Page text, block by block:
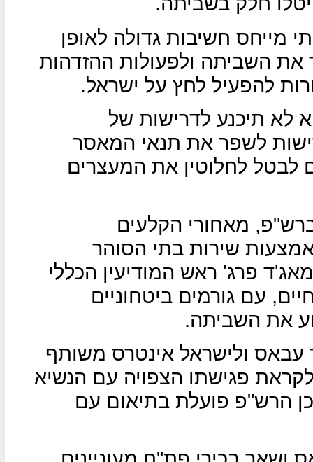
מייחס חשיבות גדולה לאופן
השביתה ולפעולות ההזדהות
להפעיל לחץ על ישראל.
לא תיכנע לדרישות של
לשפר את תנאי המאסר
לבטל לחלוטין את המעצרים
מאחורי הקלעים
שירות בתי הסוהר
פרג' ראש המודיעין הכללי
עם גורמים ביטחוניים
את השביתה.
עבאס ולישראל אינטרס משותף
פגישתו הצפויה עם הנשיא
הרש"פ פועלת בתיאום עם